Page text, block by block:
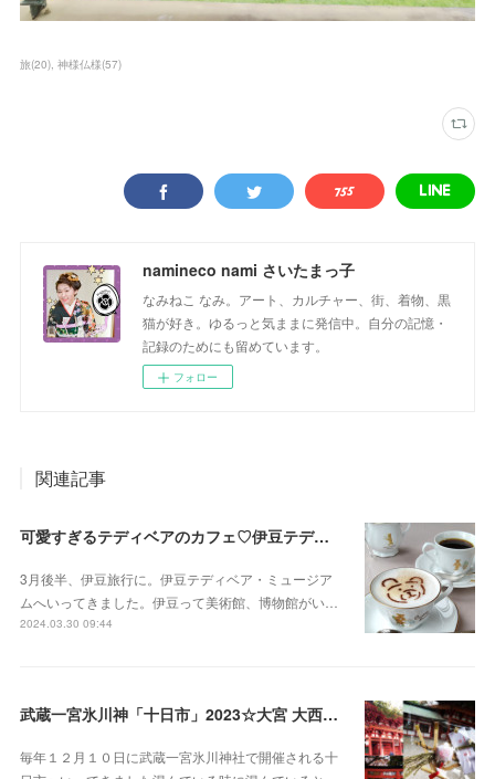
旅(20) 神様仏様(57)
namineco nami さいたまっ子
なみねこ なみ。アート、カルチャー、街、着物、黒
猫が好き。ゆるっと気ままに発信中。自分の記憶・
記録のためにも留めています。
フォロー
関連記事
可愛すぎるテディベアのカフェ♡伊豆テディベア・ミュージアム
3月後半、伊豆旅行に。伊豆テディベア・ミュージア
ムへいってきました。伊豆って美術館、博物館がい…
2024.03.30 09:44
武蔵一宮氷川神「十日市」2023☆大宮 大西屋酒店で甘酒
毎年１２月１０日に武蔵一宮氷川神社で開催される十